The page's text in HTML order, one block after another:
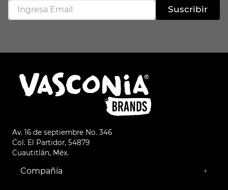
Suscribir
Av. 16 de septiembre No. 346
Col. El Partidor, 54879
Cuautitlán, Méx.
Compañía +